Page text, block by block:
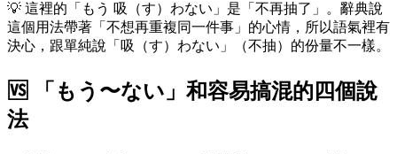
💡 這裡的「もう 吸（す）わない」是「不再抽了」。辭典說
這個用法帶著「不想再重複同一件事」的心情，所以語氣裡有
決心，跟單純說「吸（す）わない」（不抽）的份量不一樣。
🆚
「もう〜ない」和容易搞混的四個說
法